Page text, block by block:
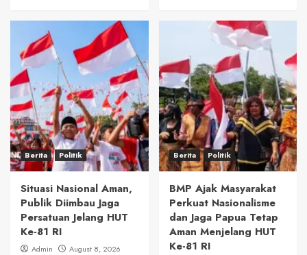
Berita Politik
Situasi Nasional Aman,
Publik Diimbau Jaga
Persatuan Jelang HUT
Ke-81 RI
Admin
August 8, 2026
Berita Politik
BMP Ajak Masyarakat
Perkuat Nasionalisme
dan Jaga Papua Tetap
Aman Menjelang HUT
Ke-81 RI